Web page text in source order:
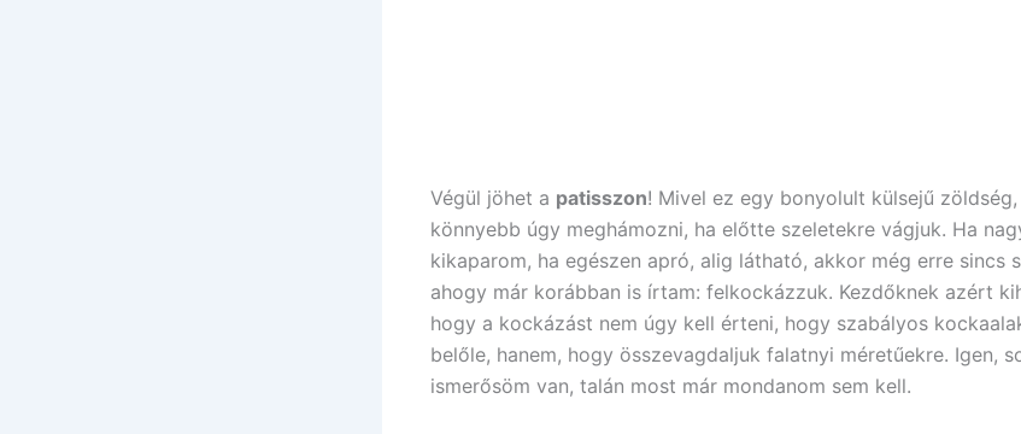
Végül jöhet a patisszon! Mivel ez egy bonyolult külsejű
könnyebb úgy meghámozni, ha előtte szeletekre vágjuk. Ha
kikaparom, ha egészen apró, alig látható, akkor még erre sincs
ahogy már korábban is írtam: felkockázzuk. Kezdőknek azért
hogy a kockázást nem úgy kell érteni, hogy szabályos
belőle, hanem, hogy összevagdaljuk falatnyi méretűekre. Igen,
ismerősöm van, talán most már mondanom sem kell.